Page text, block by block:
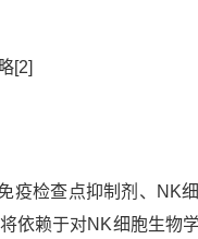
[2]
疫检查点抑制剂、 NK
依赖于对NK细胞生物